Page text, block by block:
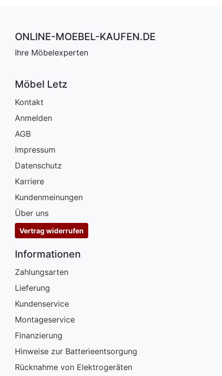
ONLINE-MOEBEL-KAUFEN.DE
Ihre Möbelexperten
Möbel Letz
Kontakt
Anmelden
AGB
Impressum
Datenschutz
Karriere
Kundenmeinungen
Über uns
Vertrag widerrufen
Informationen
Zahlungsarten
Lieferung
Kundenservice
Montageservice
Finanzierung
Hinweise zur Batterieentsorgung
Rücknahme von Elektrogeräten